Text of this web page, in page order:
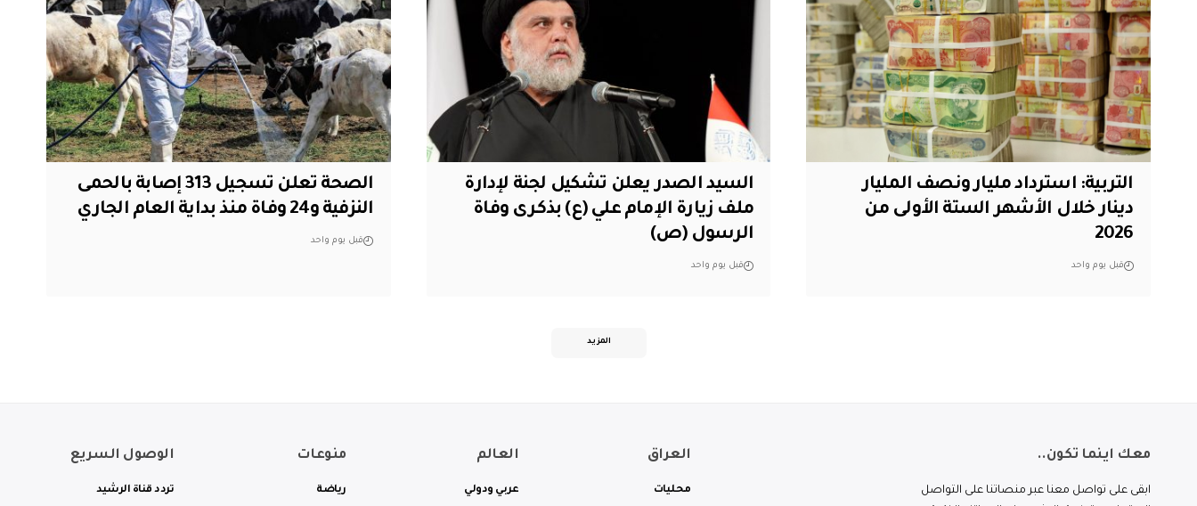
التربية: استرداد مليار ونصف المليار
دينار خلال الأشهر الستة الأولى من
2026
قبل يوم واحد
السيد الصدر يعلن تشكيل لجنة لإدارة
ملف زيارة الإمام علي (ع) بذكرى وفاة
الرسول (ص)
قبل يوم واحد
الصحة تعلن تسجيل 313 إصابة بالحمى
النزفية و24 وفاة منذ بداية العام الجاري
قبل يوم واحد
المزيد
معك اينما تكون..
ابقى على تواصل معنا عبر منصاتنا على التواصل
العراق
محليات
العالم
عربي ودولي
منوعات
رياضة
الوصول السريع
تردد قناة الرشيد